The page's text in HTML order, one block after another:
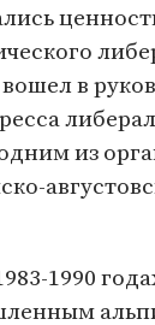
в
из
1990